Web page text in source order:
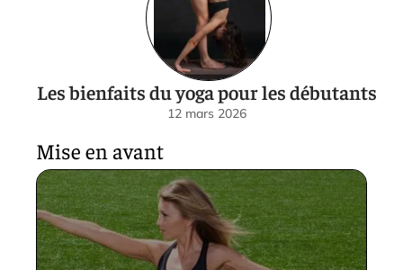
Les bienfaits du yoga pour les débutants
12 mars 2026
Mise en avant